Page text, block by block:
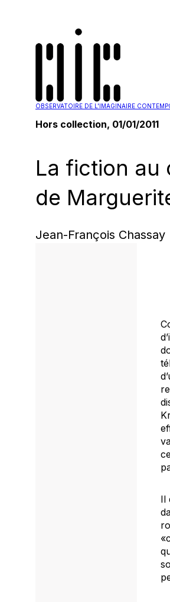
OBSERVATOIRE DE L'IMAGINAIRE
Hors collection, 01/01/2011
La fiction au
de
Jean-François Chassay
Il